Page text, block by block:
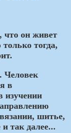
что он живет
тогда,
Человек
в
изучении
шитье,
так далее...